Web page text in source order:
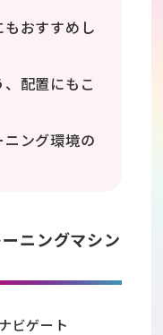
おすすめし
配置にもこ
ング環境の
ニングマシン
ビゲート